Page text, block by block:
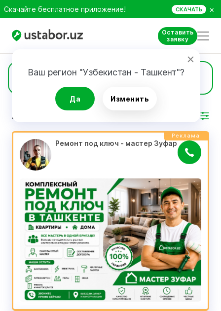
Скачайте бесплатное приложение! СКАЧАТЬ ×
Оставить
заявку
Ваш регион "Узбекистан - Ташкент"?
Да Изменить
Ремонт под ключ 2095
РЕЗУЛЬТАТ
Реклама
Ремонт под ключ - мастер Зуфар